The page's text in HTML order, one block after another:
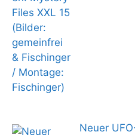
Neuer